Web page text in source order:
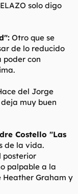
solo digo
Otro que se
de lo reducido
poder con
del Jorge
muy buen
Costello "Las
de la vida.
posterior
palpable a la
Heather Graham y